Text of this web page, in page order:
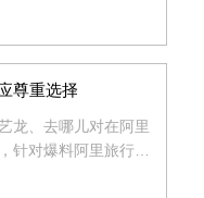
大战”。11月29日9
尊重选择
龙、去哪儿对在阿里
针对爆料阿里旅行回
前并不能确认这一